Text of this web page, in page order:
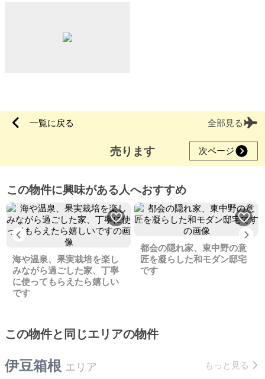
一覧に戻る 全部見る
売ります 次ページ
この物件に興味がある人へおすすめ
Previous
海や温泉、果実栽培を楽し
みながら過ごした家、丁寧
に使ってもらえたら嬉しい
です
都会の隠れ家、東中野の意
匠を凝らした和モダン邸宅
です
この物件と同じエリアの物件
伊豆箱根 エリア もっと見る